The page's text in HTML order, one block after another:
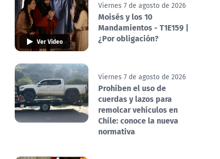
Ver Video
Viernes 7 de agosto de 2026
Moisés y los 10
Mandamientos - T1E159 |
¿Por obligación?
Viernes 7 de agosto de 2026
Prohíben el uso de
cuerdas y lazos para
remolcar vehículos en
Chile: conoce la nueva
normativa